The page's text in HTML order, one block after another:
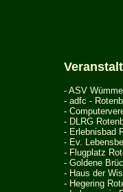
- ASV
- adfc -
-
- DLRG
- Erlebnisbad
- Ev.
- Flugplatz
- Goldene Brü
- Haus der
- Hegering